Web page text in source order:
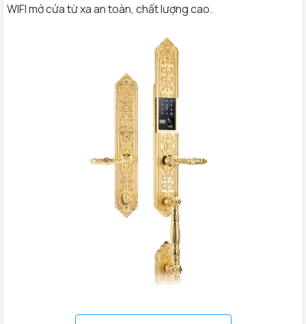
WIFI mở cửa từ xa an toàn, chất lượng cao.